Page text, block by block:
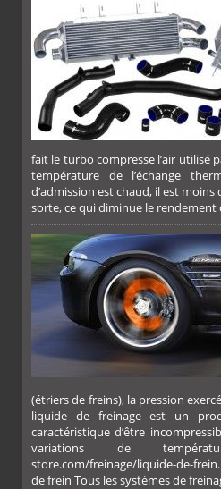
fait le turbo compresse l’air utilisé
température de l’échange
d’admission est chaud, il est
sorte, ce qui diminue le rendement
(étriers de freins), la pression
liquide de freinage est un
caractéristique d’être
variations de
store.com/freinage/liquide-de-
de frein Tous les systèmes de